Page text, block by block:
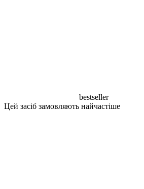
bestseller
Цей засіб замовляють найчастіше